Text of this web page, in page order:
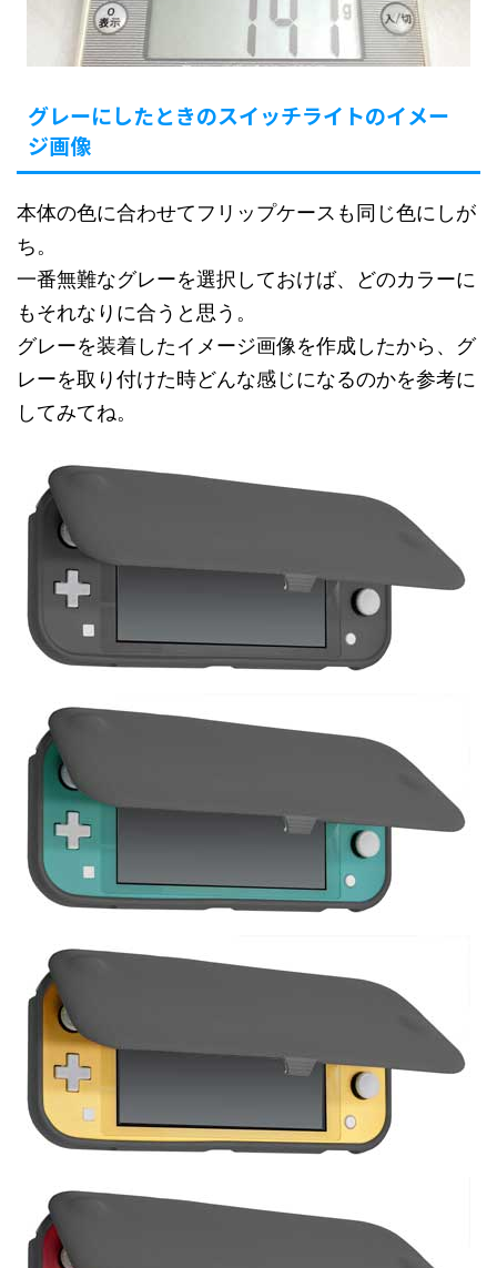
グレーにしたときのスイッチライトのイメー
ジ画像
本体の色に合わせてフリップケースも同じ色にしが
ち。
一番無難なグレーを選択しておけば、どのカラーに
もそれなりに合うと思う。
グレーを装着したイメージ画像を作成したから、グ
レーを取り付けた時どんな感じになるのかを参考に
してみてね。